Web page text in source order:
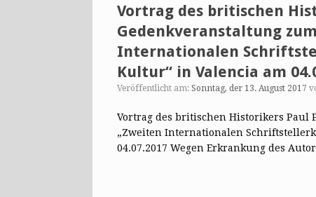
Vortrag des britischen
Gedenkveranstaltung
Internationalen
Kultur“ in Valencia am
Veröffentlicht am: Sonntag, der 13. August 2017
Vortrag des britischen Historikers Paul
„Zweiten Internationalen
04.07.2017 Wegen Erkrankung des